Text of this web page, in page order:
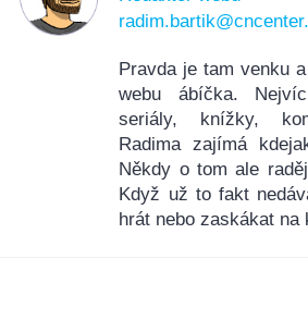
Pravda je tam venku
webu ábíčka.
seriály, knížky,
Radima zajímá
Někdy o tom ale
Když už to fakt
hrát nebo zaskákat na